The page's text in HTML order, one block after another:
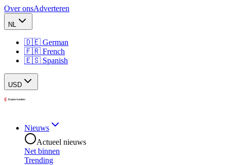
Over onsAdverteren
NL
🇩🇪 German
🇫🇷 French
🇪🇸 Spanish
USD
Nieuws
Actueel nieuws
Net binnen
Trending